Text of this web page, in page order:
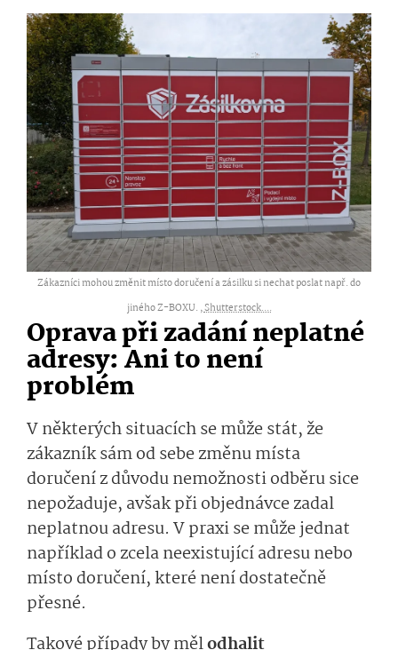
Zákazníci mohou změnit místo doručení a zásilku si nechat poslat např. do
jiného Z-BOXU. ,Shutterstock....
Oprava při zadání neplatné
adresy: Ani to není
problém
V některých situacích se může stát, že
zákazník sám od sebe změnu místa
doručení z důvodu nemožnosti odběru sice
nepožaduje, avšak při objednávce zadal
neplatnou adresu. V praxi se může jednat
například o zcela neexistující adresu nebo
místo doručení, které není dostatečně
přesné.